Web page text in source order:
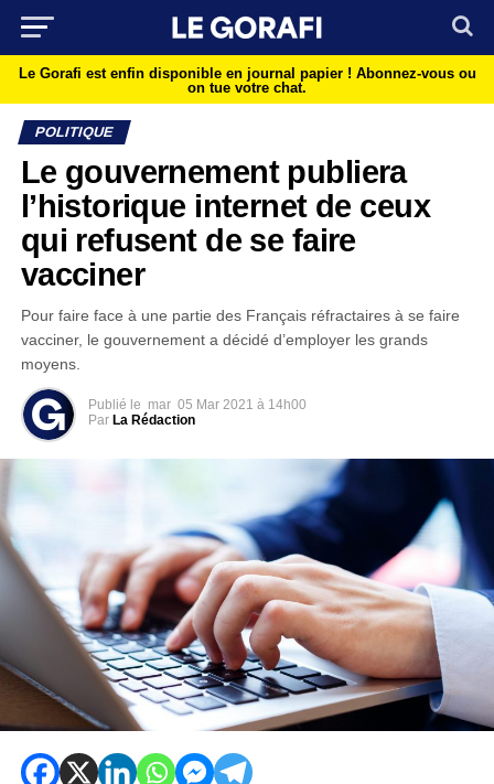
Le Gorafi est enfin disponible en journal papier ! Abonnez-vous ou
on tue votre chat.
POLITIQUE
Le gouvernement publiera
l’historique internet de ceux
qui refusent de se faire
vacciner
Pour faire face à une partie des Français réfractaires à se faire
vacciner, le gouvernement a décidé d’employer les grands
moyens.
Publié le mar 05 Mar 2021 à 14h00
Par La Rédaction